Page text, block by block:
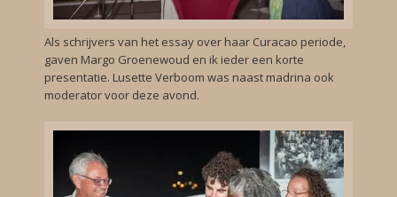
Als schrijvers van het essay over haar Curacao periode,
gaven Margo Groenewoud en ik ieder een korte
presentatie. Lusette Verboom was naast madrina ook
moderator voor deze avond.